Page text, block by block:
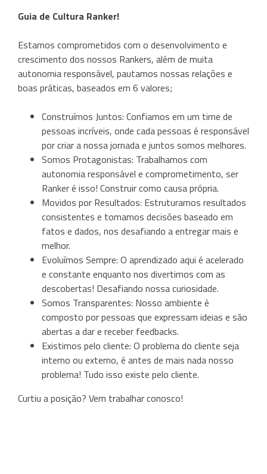
Guia de Cultura Ranker!
Estamos comprometidos com o desenvolvimento e
crescimento dos nossos Rankers, além de muita
autonomia responsável, pautamos nossas relações e
boas práticas, baseados em 6 valores;
Construímos Juntos: Confiamos em um time de
pessoas incríveis, onde cada pessoas é responsável
por criar a nossa jornada e juntos somos melhores.
Somos Protagonistas: Trabalhamos com
autonomia responsável e comprometimento, ser
Ranker é isso! Construir como causa própria.
Movidos por Resultados: Estruturamos resultados
consistentes e tomamos decisões baseado em
fatos e dados, nos desafiando a entregar mais e
melhor.
Evoluímos Sempre: O aprendizado aqui é acelerado
e constante enquanto nos divertimos com as
descobertas! Desafiando nossa curiosidade.
Somos Transparentes: Nosso ambiente é
composto por pessoas que expressam ideias e são
abertas a dar e receber feedbacks.
Existimos pelo cliente: O problema do cliente seja
interno ou externo, é antes de mais nada nosso
problema! Tudo isso existe pelo cliente.
Curtiu a posição? Vem trabalhar conosco!